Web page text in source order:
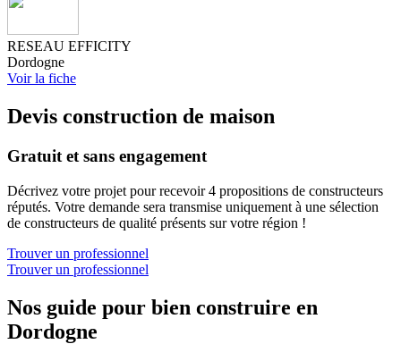
RESEAU EFFICITY
Dordogne
Voir la fiche
Devis construction de maison
Gratuit et sans engagement
Décrivez votre projet pour recevoir 4 propositions de constructeurs
réputés. Votre demande sera transmise uniquement à une sélection
de constructeurs de qualité présents sur votre région !
Trouver un professionnel
Trouver un professionnel
Nos guide pour bien construire en
Dordogne